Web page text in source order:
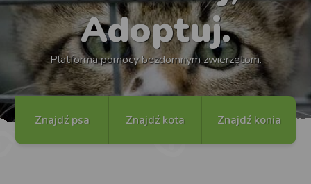
Adoptuj.
Platforma pomocy bezdomnym zwierzętom.
Znajdź psa Znajdź kota Znajdź konia